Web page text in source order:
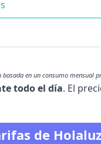
en un consumo mensual
todo el día. El
de Holaluz